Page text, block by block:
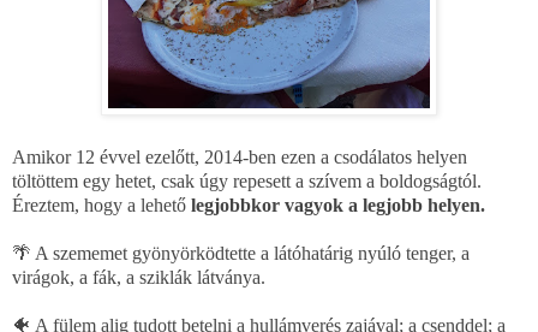
Amikor 12 évvel ezelőtt, 2014-ben ezen a csodálatos helyen
töltöttem egy hetet, csak úgy repesett a szívem a boldogságtól.
Éreztem, hogy a lehető legjobbkor vagyok a legjobb helyen.
🌴 A szememet gyönyörködtette a látóhatárig nyúló tenger, a
virágok, a fák, a sziklák látványa.
🐠 A fülem alig tudott betelni a hullámverés zajával; a csenddel; a